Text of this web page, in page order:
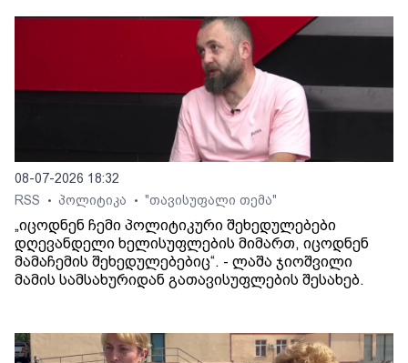
08-07-2026 18:32
RSS
• პოლიტიკა • "თავისუფალი თემა"
„იცოდნენ ჩემი პოლიტიკური შეხედულებები
დღევანდელი ხელისუფლების მიმართ, იცოდნენ
მამაჩემის შეხედულებებიც“. - ლაშა ჯიოშვილი
მამის სამსახურიდან გათავისუფლების შესახებ.